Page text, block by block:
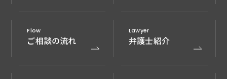
Flow
ご相談の流れ
Lawyer
弁護士紹介